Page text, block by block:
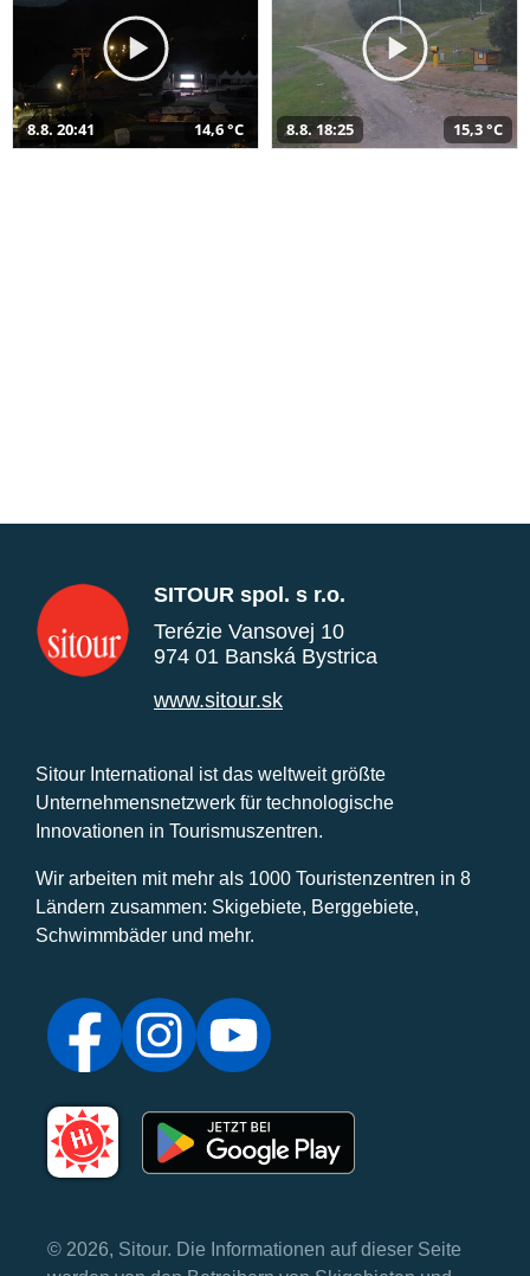
8.8. 20:41 14,6 °C 8.8. 18:25 15,3 °C
SITOUR spol. s r.o.
Terézie Vansovej 10
974 01 Banská Bystrica
www.sitour.sk
Sitour International ist das weltweit größte
Unternehmensnetzwerk für technologische
Innovationen in Tourismuszentren.
Wir arbeiten mit mehr als 1000 Touristenzentren in 8
Ländern zusammen: Skigebiete, Berggebiete,
Schwimmbäder und mehr.
© 2026, Sitour. Die Informationen auf dieser Seite